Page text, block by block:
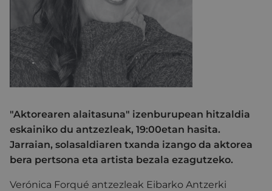
"Aktorearen alaitasuna" izenburupean hitzaldia
eskainiko du antzezleak, 19:00etan hasita.
Jarraian, solasaldiaren txanda izango da aktorea
bera pertsona eta artista bezala ezagutzeko.
Verónica Forqué antzezleak Eibarko Antzerki